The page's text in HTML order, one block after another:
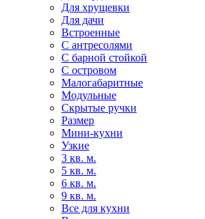
Для хрущевки
Для дачи
Встроенные
С антресолями
С барной стойкой
С островом
Малогабаритные
Модульные
Скрытые ручки
Размер
Мини-кухни
Узкие
3 кв. м.
5 кв. м.
6 кв. м.
9 кв. м.
Все для кухни